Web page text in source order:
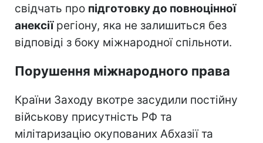
свідчать про підготовку до повноцінної
анексіїрегіону, яка не залишиться без
відповіді з боку міжнародної спільноти.
Порушення міжнародного права
Країни Заходу вкотре засудили постійну
військову присутність РФ та
мілітаризацію окупованих Абхазії та